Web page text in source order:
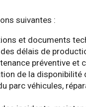
suivantes :
et documents
délais de
préventive et
de la disponibilité
parc véhicules,